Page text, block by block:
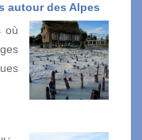
autour des Alpes
où